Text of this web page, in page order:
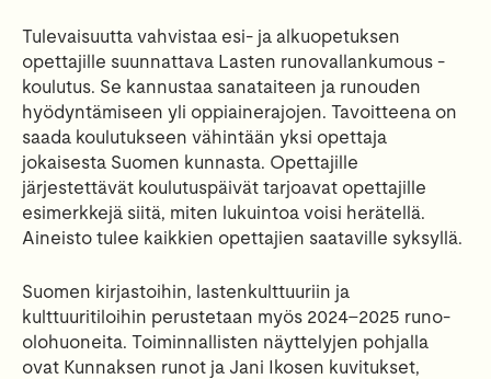
Tulevaisuutta vahvistaa esi- ja alkuopetuksen
opettajille suunnattava Lasten runovallankumous -
koulutus. Se kannustaa sanataiteen ja runouden
hyödyntämiseen yli oppiainerajojen. Tavoitteena on
saada koulutukseen vähintään yksi opettaja
jokaisesta Suomen kunnasta. Opettajille
järjestettävät koulutuspäivät tarjoavat opettajille
esimerkkejä siitä, miten lukuintoa voisi herätellä.
Aineisto tulee kaikkien opettajien saataville syksyllä.
Suomen kirjastoihin, lastenkulttuuriin ja
kulttuuritiloihin perustetaan myös 2024–2025 runo-
olohuoneita. Toiminnallisten näyttelyjen pohjalla
ovat Kunnaksen runot ja Jani Ikosen kuvitukset,